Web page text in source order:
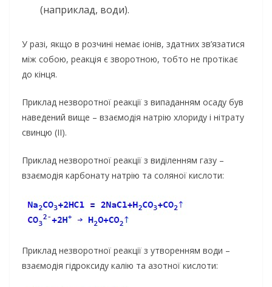
(наприклад, води).
У разі, якщо в розчині немає іонів, здатних зв’язатися
між собою, реакція є зворотною, тобто не протікає
до кінця.
Приклад незворотної реакції з випаданням осаду був
наведений вище – взаємодія натрію хлориду і нітрату
свинцю (II).
Приклад незворотної реакції з виділенням газу –
взаємодія карбонату натрію та соляної кислоти:
Приклад незворотної реакції з утворенням води –
взаємодія гідроксиду калію та азотної кислоти: